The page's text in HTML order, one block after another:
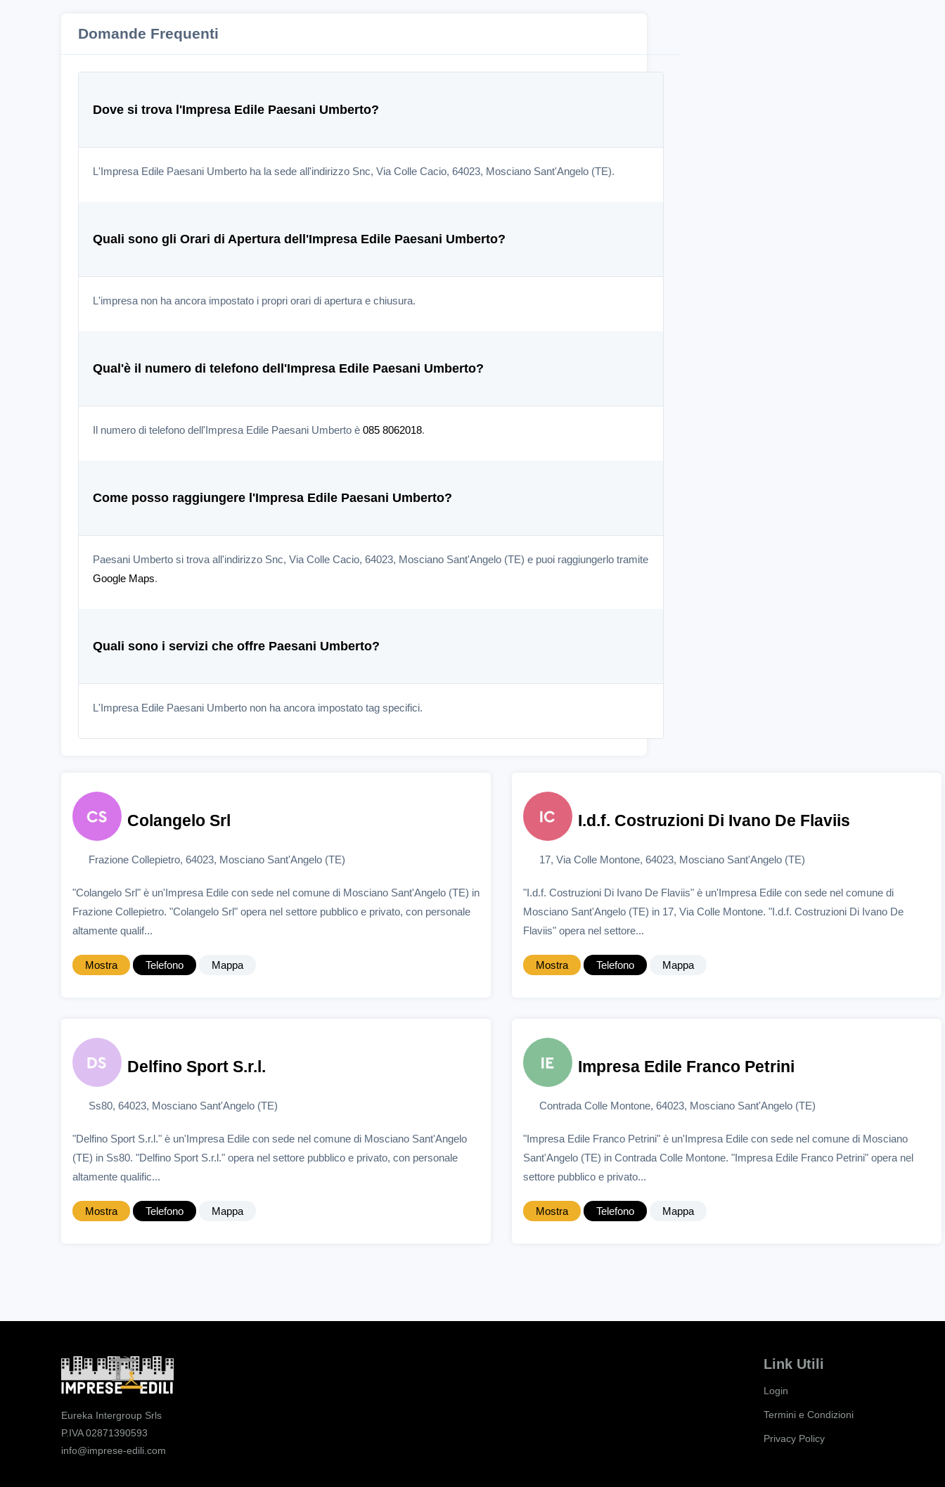
Domande Frequenti
Dove si trova l'Impresa Edile Paesani Umberto?
L'Impresa Edile Paesani Umberto ha la sede all'indirizzo Snc, Via Colle Cacio, 64023, Mosciano Sant'Angelo (TE).
Quali sono gli Orari di Apertura dell'Impresa Edile Paesani Umberto?
L'impresa non ha ancora impostato i propri orari di apertura e chiusura.
Qual'è il numero di telefono dell'Impresa Edile Paesani Umberto?
Il numero di telefono dell'Impresa Edile Paesani Umberto è 085 8062018.
Come posso raggiungere l'Impresa Edile Paesani Umberto?
Paesani Umberto si trova all'indirizzo Snc, Via Colle Cacio, 64023, Mosciano Sant'Angelo (TE) e puoi raggiungerlo tramite
Google Maps.
Quali sono i servizi che offre Paesani Umberto?
L'Impresa Edile Paesani Umberto non ha ancora impostato tag specifici.
Colangelo Srl
Frazione Collepietro, 64023, Mosciano Sant'Angelo (TE)
"Colangelo Srl" è un'Impresa Edile con sede nel comune di Mosciano Sant'Angelo (TE) in
Frazione Collepietro. "Colangelo Srl" opera nel settore pubblico e privato, con personale
altamente qualif...
Mostra Telefono Mappa
I.d.f. Costruzioni Di Ivano De Flaviis
17, Via Colle Montone, 64023, Mosciano Sant'Angelo (TE)
"I.d.f. Costruzioni Di Ivano De Flaviis" è un'Impresa Edile con sede nel comune di
Mosciano Sant'Angelo (TE) in 17, Via Colle Montone. "I.d.f. Costruzioni Di Ivano De
Flaviis" opera nel settore...
Mostra Telefono Mappa
Delfino Sport S.r.l.
Ss80, 64023, Mosciano Sant'Angelo (TE)
"Delfino Sport S.r.l." è un'Impresa Edile con sede nel comune di Mosciano Sant'Angelo
(TE) in Ss80. "Delfino Sport S.r.l." opera nel settore pubblico e privato, con personale
altamente qualific...
Mostra Telefono Mappa
Impresa Edile Franco Petrini
Contrada Colle Montone, 64023, Mosciano Sant'Angelo (TE)
"Impresa Edile Franco Petrini" è un'Impresa Edile con sede nel comune di Mosciano
Sant'Angelo (TE) in Contrada Colle Montone. "Impresa Edile Franco Petrini" opera nel
settore pubblico e privato...
Mostra Telefono Mappa
Eureka Intergroup Srls
P.IVA 02871390593
info@imprese-edili.com
Link Utili
Login
Termini e Condizioni
Privacy Policy